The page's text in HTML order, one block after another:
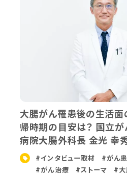
大腸がん罹患後の生活面
帰時期の目安は？ 国立
病院大腸外科長 金光 幸
#インタビュー取材
#がん
#がん治療
#ストーマ #